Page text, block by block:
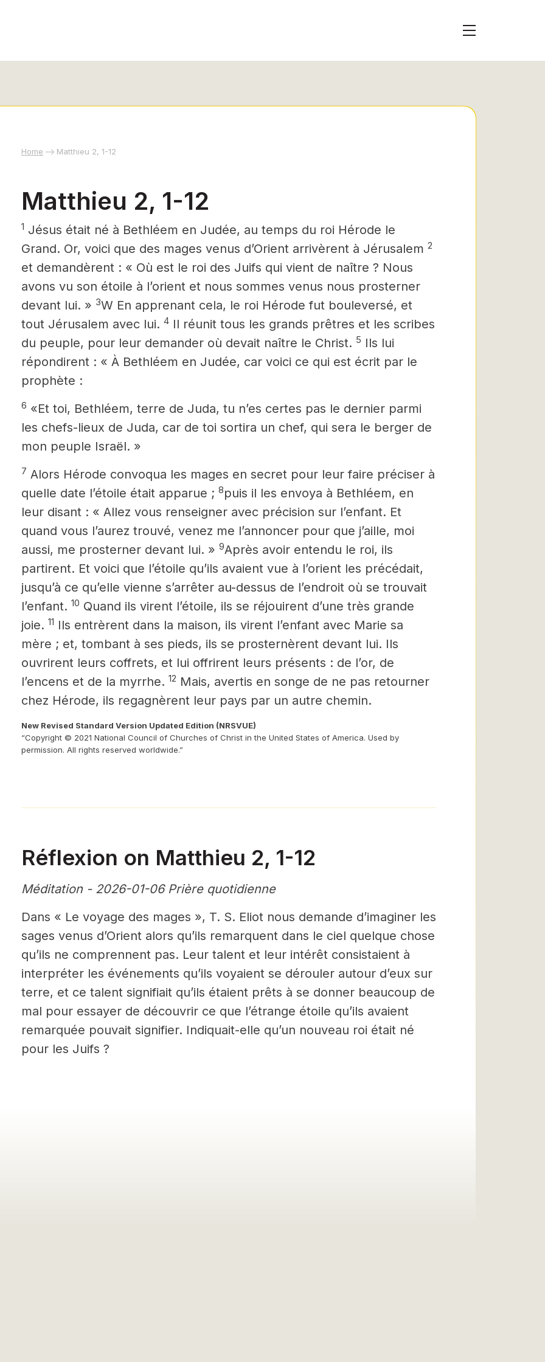
Home Matthieu 2, 1-12
Matthieu 2, 1-12
1 Jésus était né à Bethléem en Judée, au temps du roi Hérode le
Grand. Or, voici que des mages venus d’Orient arrivèrent à Jérusalem 2
et demandèrent : « Où est le roi des Juifs qui vient de naître ? Nous
avons vu son étoile à l’orient et nous sommes venus nous prosterner
devant lui. » 3W En apprenant cela, le roi Hérode fut bouleversé, et
tout Jérusalem avec lui. 4 Il réunit tous les grands prêtres et les scribes
du peuple, pour leur demander où devait naître le Christ. 5 Ils lui
répondirent : « À Bethléem en Judée, car voici ce qui est écrit par le
prophète :
6 «Et toi, Bethléem, terre de Juda, tu n’es certes pas le dernier parmi
les chefs-lieux de Juda, car de toi sortira un chef, qui sera le berger de
mon peuple Israël. »
7 Alors Hérode convoqua les mages en secret pour leur faire préciser à
quelle date l’étoile était apparue ; 8puis il les envoya à Bethléem, en
leur disant : « Allez vous renseigner avec précision sur l’enfant. Et
quand vous l’aurez trouvé, venez me l’annoncer pour que j’aille, moi
aussi, me prosterner devant lui. » 9Après avoir entendu le roi, ils
partirent. Et voici que l’étoile qu’ils avaient vue à l’orient les précédait,
jusqu’à ce qu’elle vienne s’arrêter au-dessus de l’endroit où se trouvait
l’enfant. 10 Quand ils virent l’étoile, ils se réjouirent d’une très grande
joie. 11 Ils entrèrent dans la maison, ils virent l’enfant avec Marie sa
mère ; et, tombant à ses pieds, ils se prosternèrent devant lui. Ils
ouvrirent leurs coffrets, et lui offrirent leurs présents : de l’or, de
l’encens et de la myrrhe. 12 Mais, avertis en songe de ne pas retourner
chez Hérode, ils regagnèrent leur pays par un autre chemin.
New Revised Standard Version Updated Edition (NRSVUE)
“Copyright © 2021 National Council of Churches of Christ in the United States of America. Used by
permission. All rights reserved worldwide.”
Réflexion on Matthieu 2, 1-12
Méditation - 2026-01-06 Prière quotidienne
Dans « Le voyage des mages », T. S. Eliot nous demande d’imaginer les
sages venus d’Orient alors qu’ils remarquent dans le ciel quelque chose
qu’ils ne comprennent pas. Leur talent et leur intérêt consistaient à
interpréter les événements qu’ils voyaient se dérouler autour d’eux sur
terre, et ce talent signifiait qu’ils étaient prêts à se donner beaucoup de
mal pour essayer de découvrir ce que l’étrange étoile qu’ils avaient
remarquée pouvait signifier. Indiquait-elle qu’un nouveau roi était né
pour les Juifs ?